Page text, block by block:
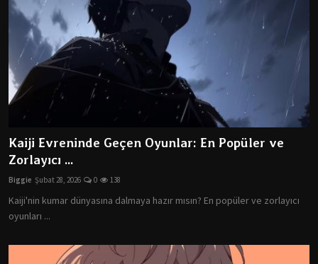
Kaiji Evreninde Geçen Oyunlar: En Popüler ve
Zorlayıcı ...
Biggie Şubat 28, 2026 0 138
Kaiji'nin kumar dünyasına dalmaya hazır mısın? En popüler ve zorlayıcı
oyunları ...